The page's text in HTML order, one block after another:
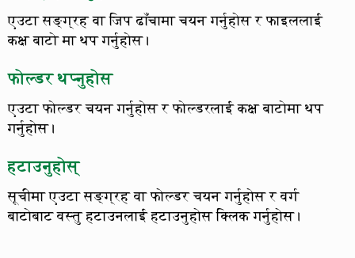
एउटा सङ्ग्रह वा जिप ढाँचामा चयन गर्नुहोस र फाइललाई
कक्ष बाटो मा थप गर्नुहोस।
फोल्डर थप्नुहोस
एउटा फोल्डर चयन गर्नुहोस र फोल्डरलाई कक्ष बाटोमा थप
गर्नुहोस।
हटाउनुहोस्
सूचीमा एउटा सङ्ग्रह वा फोल्डर चयन गर्नुहोस र वर्ग
बाटोबाट वस्तु हटाउनलाई हटाउनुहोस क्लिक गर्नुहोस।